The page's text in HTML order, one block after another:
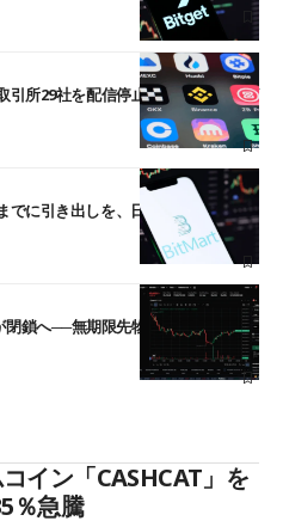
所29社を配信停止──OKXやバイビ
に引き出しを、日本人利用者も対
鎖へ──無期限先物を生んだ11年に
イン「CASHCAT」を
％急騰